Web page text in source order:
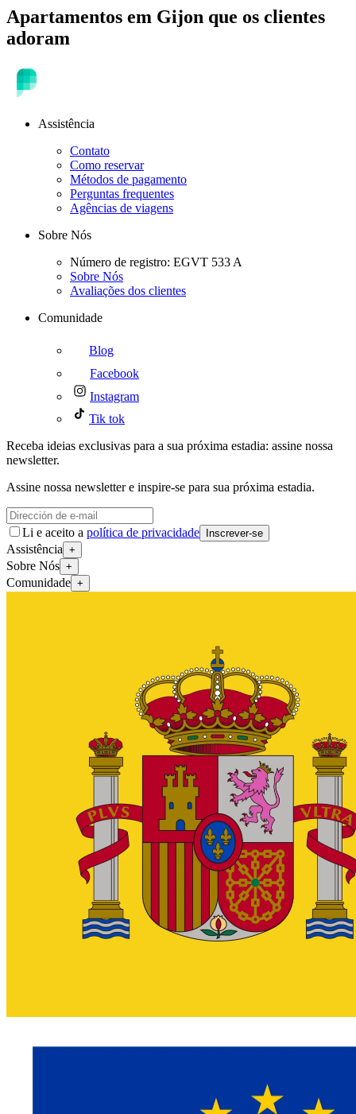
Apartamentos em Gijon que os clientes
adoram
Assistência
Contato
Como reservar
Métodos de pagamento
Perguntas frequentes
Agências de viagens
Sobre Nós
Número de registro: EGVT 533 A
Sobre Nós
Avaliações dos clientes
Comunidade
Blog
Facebook
Instagram
Tik tok
Receba ideias exclusivas para a sua próxima estadia: assine nossa
newsletter.
Assine nossa newsletter e inspire-se para sua próxima estadia.
Li e aceito a política de privacidade Inscrever-se
Assistência +
Sobre Nós +
Comunidade +